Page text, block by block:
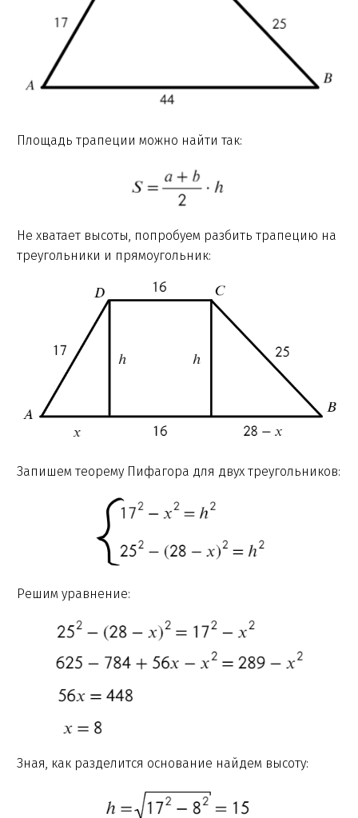
Площадь трапеции можно найти так:
Не хватает высоты, попробуем разбить трапецию на
треугольники и прямоугольник:
Запишем теорему Пифагора для двух треугольников:
Решим уравнение:
Зная, как разделится основание найдем высоту: